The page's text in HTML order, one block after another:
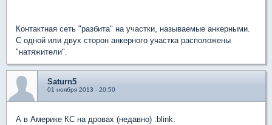
Контактная сеть "разбита" на участки, называемые анкерными.
С одной или двух сторон анкерного участка расположены
"натяжители".
Saturn5
01 ноября 2013 - 20:50
А в Америке КС на дровах (недавно) :blink: